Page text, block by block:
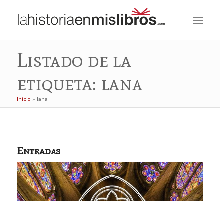
Listado de la
etiqueta: lana
Inicio » lana
Entradas